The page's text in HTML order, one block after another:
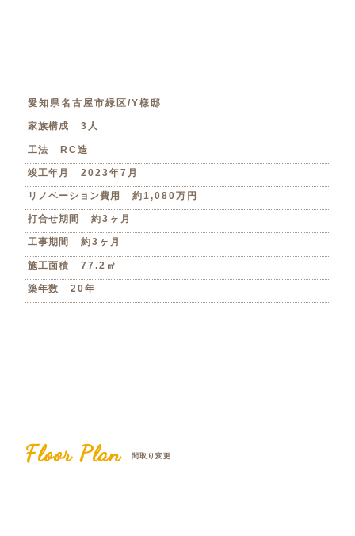
愛知県名古屋市緑区/Y様邸
家族構成 3人
工法 RC造
竣工年月 2023年7月
リノベーション費用 約1,080万円
打合せ期間 約3ヶ月
工事期間 約3ヶ月
施工面積 77.2㎡
築年数 20年
Floor Plan 間取り変更